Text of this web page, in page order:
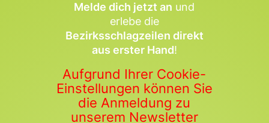
Melde dich jetzt an und
erlebe die
Bezirksschlagzeilen direkt
aus erster Hand!
Aufgrund Ihrer Cookie-
Einstellungen können Sie
die Anmeldung zu
unserem Newsletter